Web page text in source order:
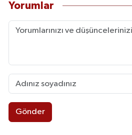
Yorumlar
Gönder